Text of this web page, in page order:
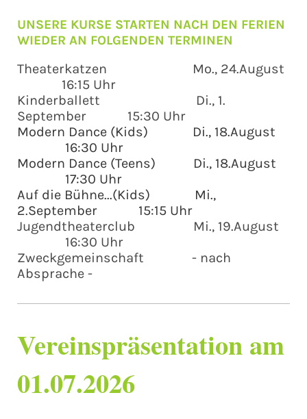
UNSERE KURSE STARTEN NACH DEN FERIEN
WIEDER AN FOLGENDEN TERMINEN
Theaterkatzen Mo., 24.August
16:15 Uhr
Kinderballett Di., 1.
September 15:30 Uhr
Modern Dance (Kids) Di., 18.August
16:30 Uhr
Modern Dance (Teens) Di., 18.August
17:30 Uhr
Auf die Bühne...(Kids) Mi.,
2.September 15:15 Uhr
Jugendtheaterclub Mi., 19.August
16:30 Uhr
Zweckgemeinschaft - nach
Absprache -
Vereinspräsentation am
01.07.2026